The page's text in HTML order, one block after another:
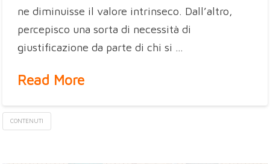
ne diminuisse il valore intrinseco. Dall’altro,
percepisco una sorta di necessità di
giustificazione da parte di chi si …
Read More
CONTENUTI